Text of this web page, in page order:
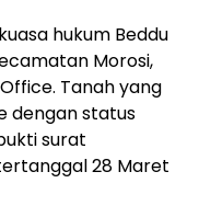
hukum Beddu
Morosi,
Tanah yang
dengan status
surat
28 Maret